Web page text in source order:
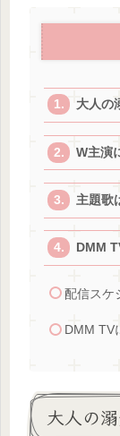
大人の
W主演
主題歌
DMM
配信スケ
DMM TV
大人の